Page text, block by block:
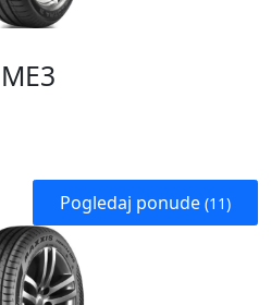
Pogledaj ponude (11)